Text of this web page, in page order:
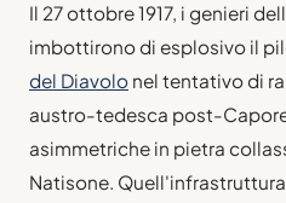
Il 27 ottobre 1917, i genieri
imbottirono di esplosivo il
del Diavolo nel tentativo di
austro-tedesca post-
asimmetriche in pietra
Natisone.